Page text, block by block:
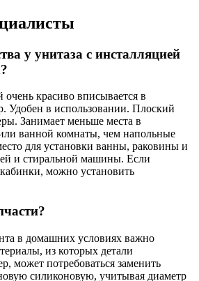
у унитаза с инсталляцией
очень красиво вписывается в
Удобен в использовании. Плоский
Занимает меньше места в
или ванной комнаты, чем напольные
для установки ванны, раковины и
и стиральной машины. Если
можно установить
в домашних условиях важно
из которых детали
может потребоваться заменить
силиконовую, учитывая диаметр